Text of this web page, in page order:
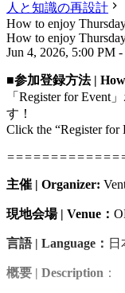
This interactive
including how to join
significance of
encourage anyone
登壇者 | Speakers：
・Venture Café
人と知識の再設計
How to enjoy
How to enjoy
Jun 4, 2026, 5:00 PM
■参加登録方法 |
「Register for
す！
Click the “Register for
主催 | Organizer:
現地会場 | Venue：
言語 | Language： 日
概要 | Description ：